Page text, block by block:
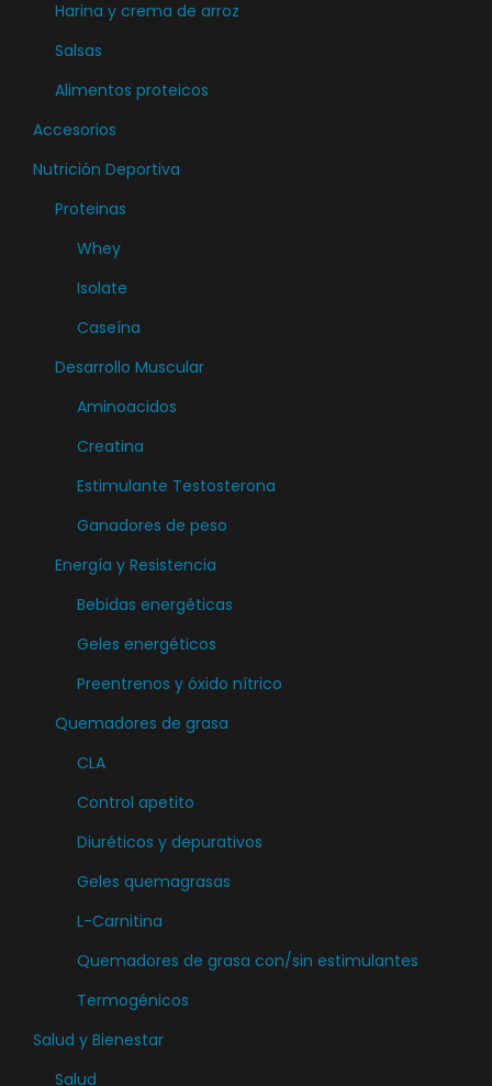
Harina y crema de arroz
Salsas
Alimentos proteicos
Accesorios
Nutrición Deportiva
Proteinas
Whey
Isolate
Caseína
Desarrollo Muscular
Aminoacidos
Creatina
Estimulante Testosterona
Ganadores de peso
Energía y Resistencia
Bebidas energéticas
Geles energéticos
Preentrenos y óxido nítrico
Quemadores de grasa
CLA
Control apetito
Diuréticos y depurativos
Geles quemagrasas
L-Carnitina
Quemadores de grasa con/sin estimulantes
Termogénicos
Salud y Bienestar
Salud